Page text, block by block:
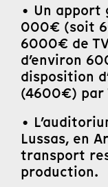
• Un apport
000€ (soit
6000€ de
d’environ
disposition
(4600€) par
•
Lussas, en
transport
production.